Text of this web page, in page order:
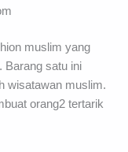
muslim yang
Barang satu ini
wisatawan muslim.
orang2 tertarik